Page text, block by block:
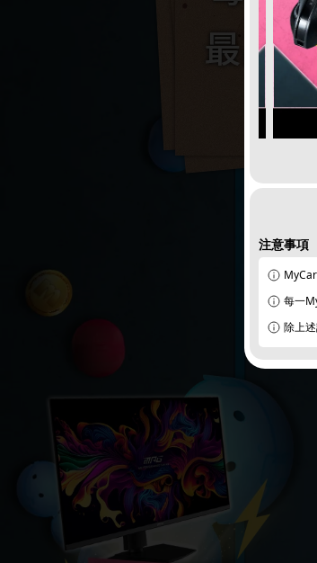
注意事項
每一
除上